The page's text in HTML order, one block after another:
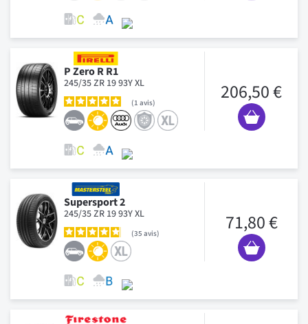
P Zero R R1
245/35 ZR 19 93Y XL
1 avis 206,50 €
Supersport 2
245/35 ZR 19 93Y XL
35 avis 71,80 €